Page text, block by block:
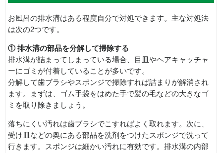
お風呂の排水溝はある程度自分で対処できます。主な対処法
は次の2つです。
① 排水溝の部品を分解して掃除する
排水溝が詰まってしまっている場合、目皿やヘアキャッチャ
ーにゴミが付着していることが多いです。
分解して歯ブラシやスポンジで掃除すれば詰まりが解消され
ます。まずは、ゴム手袋をはめた手で髪の毛などの大きなゴ
ミを取り除きましょう。
落ちにくい汚れは歯ブラシでこすればよく取れます。次に、
受け皿などの奥にある部品を洗剤をつけたスポンジで洗って
行きます。スポンジは細かい汚れに有効です。排水溝の内部